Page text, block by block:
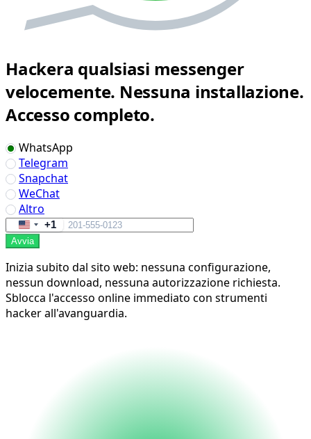
Hackera qualsiasi messenger
velocemente. Nessuna installazione.
Accesso completo.
WhatsApp
Telegram
Snapchat
WeChat
Altro
United
States
+1
Avvia
Inizia subito dal sito web: nessuna configurazione,
nessun download, nessuna autorizzazione richiesta.
Sblocca l'accesso online immediato con strumenti
hacker all'avanguardia.